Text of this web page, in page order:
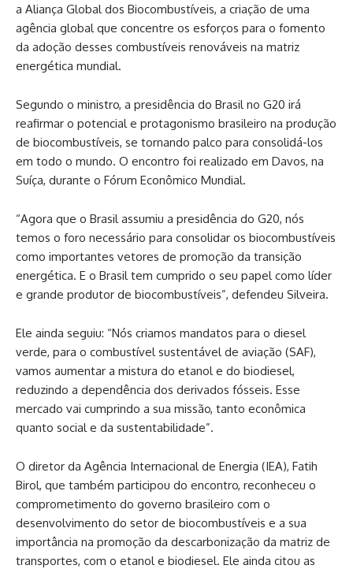
a Aliança Global dos Biocombustíveis, a criação de uma
agência global que concentre os esforços para o fomento
da adoção desses combustíveis renováveis na matriz
energética mundial.
Segundo o ministro, a presidência do Brasil no G20 irá
reafirmar o potencial e protagonismo brasileiro na produção
de biocombustíveis, se tornando palco para consolidá-los
em todo o mundo. O encontro foi realizado em Davos, na
Suíça, durante o Fórum Econômico Mundial.
“Agora que o Brasil assumiu a presidência do G20, nós
temos o foro necessário para consolidar os biocombustíveis
como importantes vetores de promoção da transição
energética. E o Brasil tem cumprido o seu papel como líder
e grande produtor de biocombustíveis”, defendeu Silveira.
Ele ainda seguiu: “Nós criamos mandatos para o diesel
verde, para o combustível sustentável de aviação (SAF),
vamos aumentar a mistura do etanol e do biodiesel,
reduzindo a dependência dos derivados fósseis. Esse
mercado vai cumprindo a sua missão, tanto econômica
quanto social e da sustentabilidade”.
O diretor da Agência Internacional de Energia (IEA), Fatih
Birol, que também participou do encontro, reconheceu o
comprometimento do governo brasileiro com o
desenvolvimento do setor de biocombustíveis e a sua
importância na promoção da descarbonização da matriz de
transportes, com o etanol e biodiesel. Ele ainda citou as